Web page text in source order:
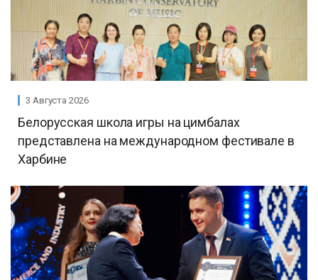
3 Августа 2026
Белорусская школа игры на цимбалах
представлена на международном фестивале в
Харбине